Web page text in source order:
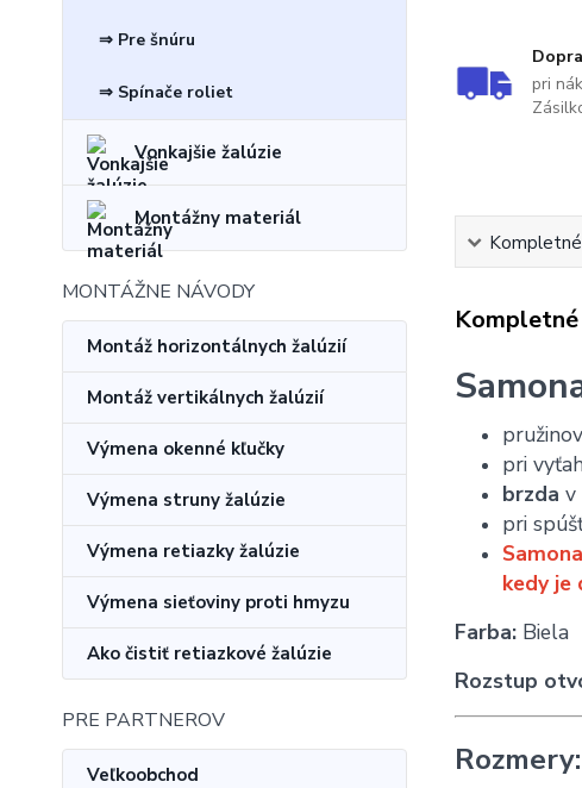
⇒ Pre šnúru
⇒ Spínače roliet
Vonkajšie žalúzie
Montážny materiál
MONTÁŽNE NÁVODY
Montáž horizontálnych žalúzií
Montáž vertikálnych žalúzií
Výmena okenné kľučky
Výmena struny žalúzie
Výmena retiazky žalúzie
Výmena sieťoviny proti hmyzu
Ako čistiť retiazkové žalúzie
PRE PARTNEROV
Veľkoobchod
pri
pri
brzda v
pri
kedy je
Farba:Biela
Rozstup
Rozmery: